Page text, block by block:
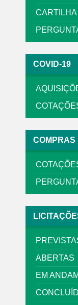
COVID-19
COMPRAS
ABERTAS
EM